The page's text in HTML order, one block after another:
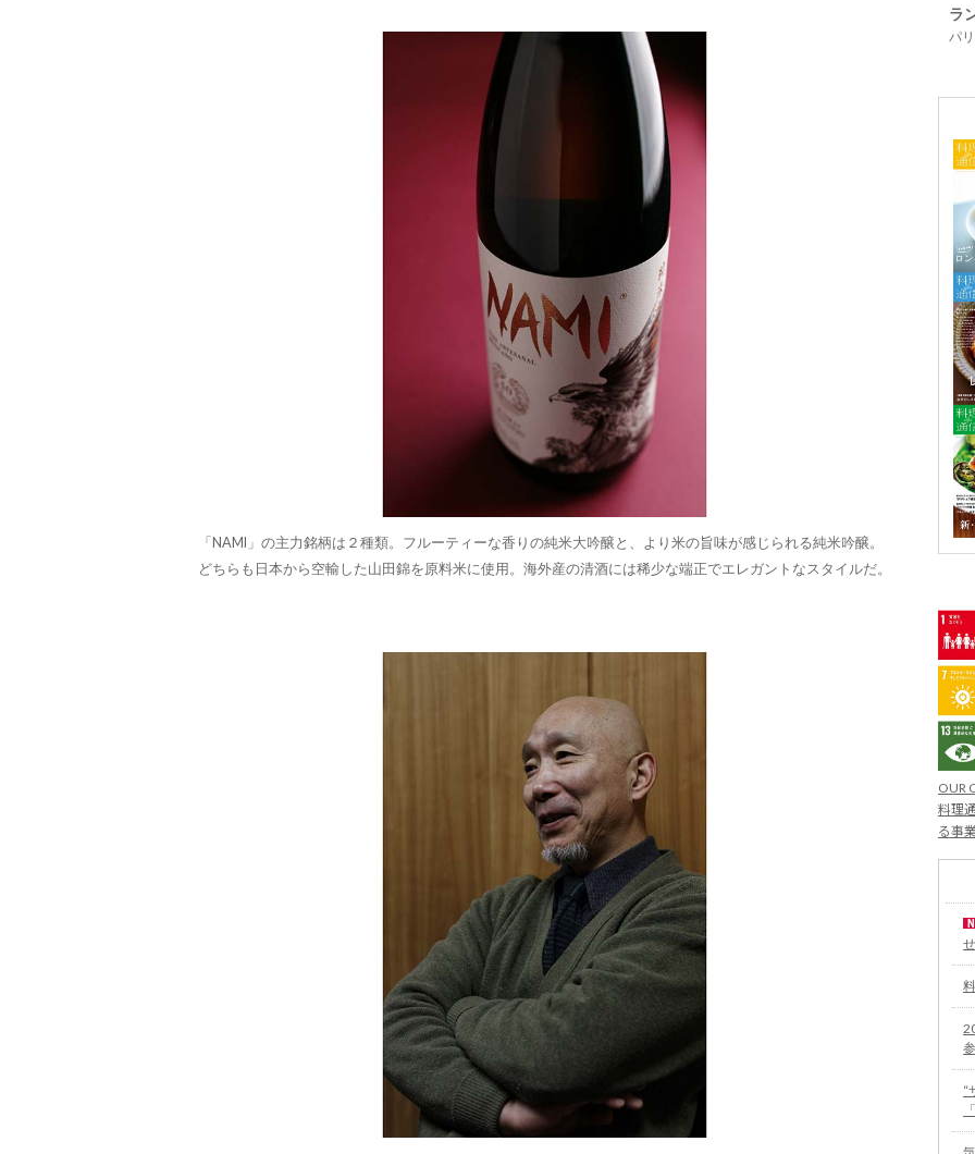
「NAMI」の主力銘柄は２種類。フルーティーな香りの純米大吟醸と、より米の旨味が感じられる純米吟醸。
どちらも日本から空輸した山田錦を原料米に使用。海外産の清酒には稀少な端正でエレガントなスタイルだ。
ラ
パ
OUR
料理
る事
せ
“